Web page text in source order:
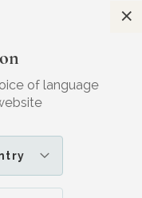
) Milben auf
of language